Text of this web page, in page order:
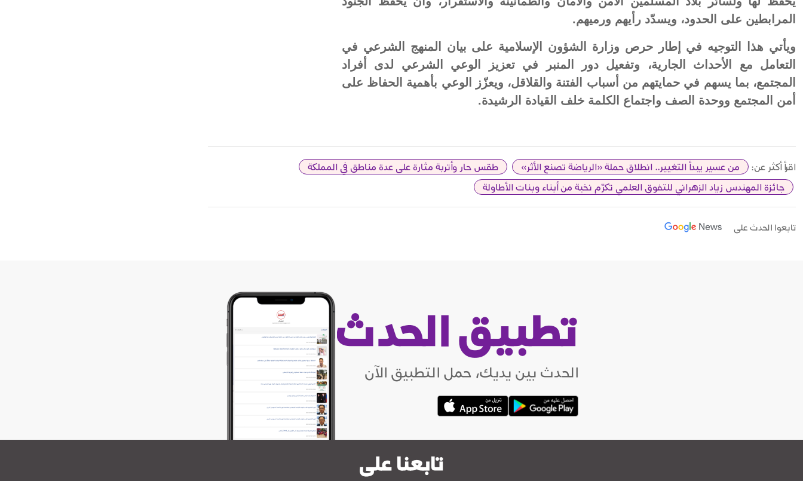
المرابطين على الحدود، ويسدّد رأيهم ورميهم.
ويأتي هذا التوجيه في إطار حرص وزارة الشؤون الإسلامية على بيان المنهج الشرعي في
التعامل مع الأحداث الجارية، وتفعيل دور المنبر في تعزيز الوعي الشرعي لدى أفراد
المجتمع، بما يسهم في حمايتهم من أسباب الفتنة والقلاقل، ويعزّز الوعي بأهمية الحفاظ على
أمن المجتمع ووحدة الصف واجتماع الكلمة خلف القيادة الرشيدة.
اقرأ أكثر عن: من عسير يبدأ التغيير.. انطلاق حملة «الرياضة تصنع الأثر»
طقس حار وأتربة مثارة على عدة مناطق في المملكة
جائزة المهندس زياد الزهراني للتفوق العلمي تكرّم نخبة من أبناء وبنات الأطاولة
تابعوا الحدث على
تطبيق الحدث
الحدث بين يديك، حمل التطبيق الآن
تابعنا على